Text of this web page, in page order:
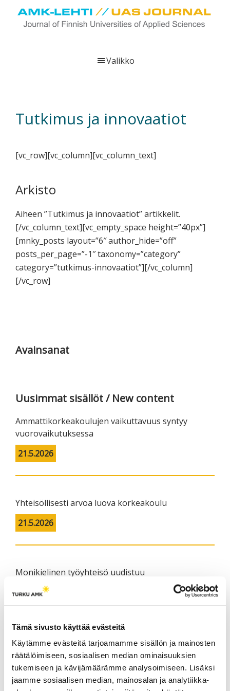
Tämä sivusto käyttää evästeitä
Käytämme evästeitä tarjoamamme sisällön ja mainosten
räätälöimiseen, sosiaalisen median ominaisuuksien
tukemiseen ja kävijämäärämme analysoimiseen. Lisäksi
jaamme sosiaalisen median, mainosalan ja analytiikka-
Hyppää
pääsisältöön
Hyppää
ensisijaiseen
Hyppää
alatunnisteeseen
viestittää
kehittämis-
innovaatiotoiminnasta
ammattikorkeakoulutusta
koskevasta
tutkimuksesta
kaikille
kiinnostuneille.
Valikko
Tutkimus ja innovaatiot
[vc_row][vc_column][vc_column_text]
Arkisto
Aiheen ”Tutkimus ja innovaatiot” artikkelit.
[/vc_column_text][vc_empty_space height=”40px”]
[mnky_posts layout=”6″ author_hide=”off”
posts_per_page=”-1″ taxonomy=”category”
category=”tutkimus-innovaatiot”][/vc_column]
[/vc_row]
Avainsanat
Uusimmat sisällöt / New content
Ammattikorkeakoulujen vaikuttavuus syntyy
vuorovaikutuksessa
21.5.2026
Yhteisöllisesti arvoa luova korkeakoulu
21.5.2026
Monikielinen työyhteisö uudistuu
yhteiskehittämällä
21.5.2026
Ammattikorkeakoulut muutoskyvykkyyden
rakentajina
21.5.2026